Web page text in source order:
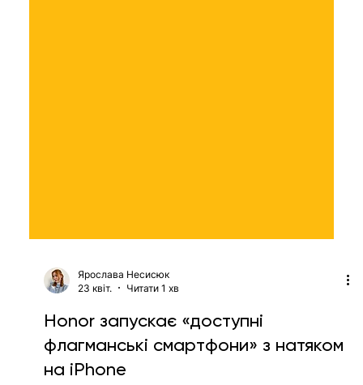
23 квіт.
Читати 1 хв
Honor запускає «доступні
флагманські смартфони» з натяком